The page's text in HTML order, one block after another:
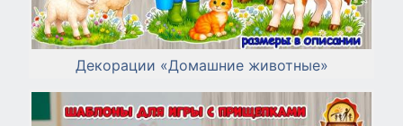
Декорации «Домашние животные»